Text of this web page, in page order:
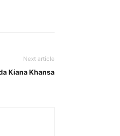
Next article
Kiana Khansa